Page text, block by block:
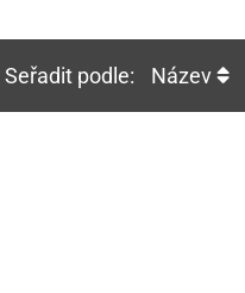
Seřadit podle: Název